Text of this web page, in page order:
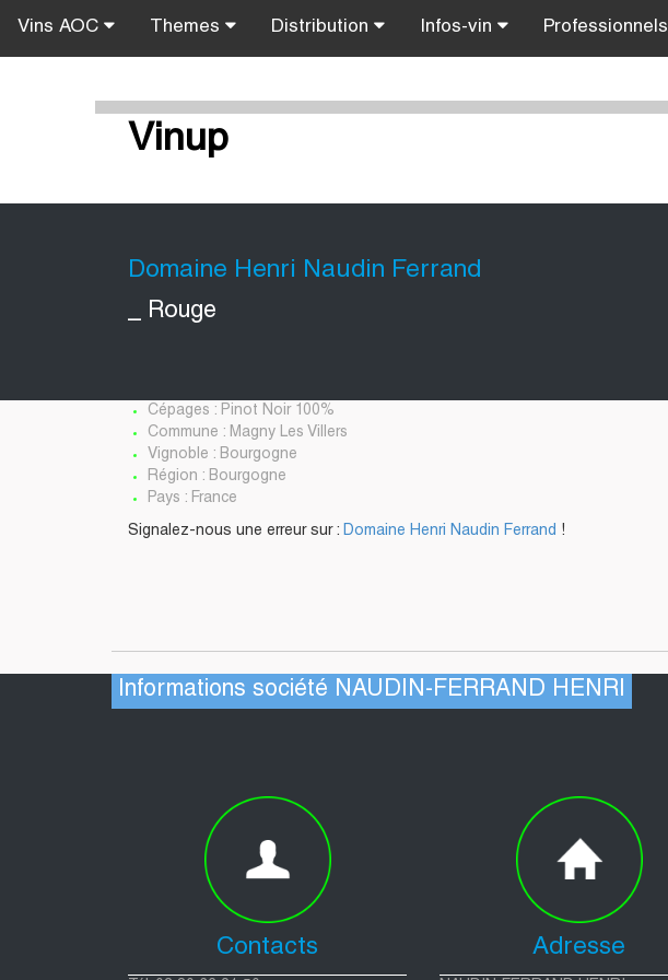
Vins AOC Themes Distribution Infos-vin Professionnels
Vinup
Domaine Henri Naudin Ferrand
_ Rouge
Cépages : Pinot Noir 100%
Commune : Magny Les Villers
Vignoble : Bourgogne
Région : Bourgogne
Pays : France
Signalez-nous une erreur sur : Domaine Henri Naudin Ferrand !
Informations société NAUDIN-FERRAND HENRI
Contacts Adresse